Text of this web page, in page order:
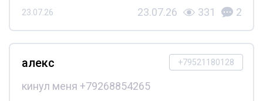
23.07.26 23.07.26 331 2
+79521180128
алекс
кинул меня +79268854265